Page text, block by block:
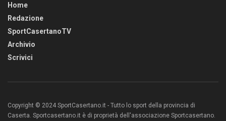
Home
Redazione
SportCasertanoTV
Archivio
Scrivici
Copyright © 2024 SportCasertano.it - Tutto lo sport della provincia di
Caserta. Sportcasertano.it è di proprietà dell'associazione Sportcasertano.